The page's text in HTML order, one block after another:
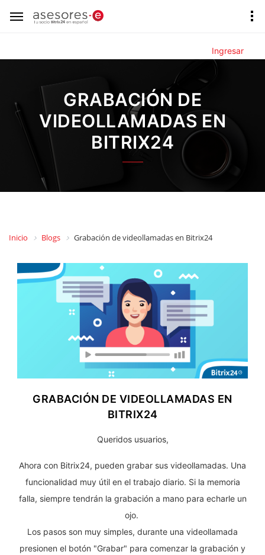
Ingresar
GRABACIÓN DE
VIDEOLLAMADAS EN
BITRIX24
Inicio Blogs Grabación de videollamadas en Bitrix24
GRABACIÓN DE VIDEOLLAMADAS EN
BITRIX24
Queridos usuarios,
Ahora con Bitrix24, pueden grabar sus videollamadas. Una
funcionalidad muy útil en el trabajo diario. Si la memoria
falla, siempre tendrán la grabación a mano para echarle un
ojo.
Los pasos son muy simples, durante una videollamada
presionen el botón "Grabar" para comenzar la grabación y